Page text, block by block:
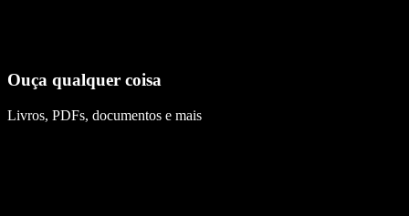
Ouça qualquer coisa
Livros, PDFs, documentos e mais